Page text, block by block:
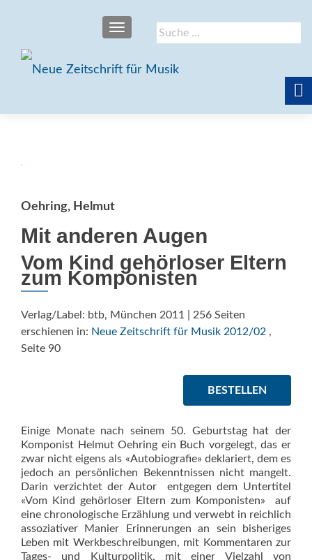
Suche
nach:
SCHALTE NAVIGATION
Oehring, Helmut
Mit anderen Augen
Vom Kind gehörloser Eltern
zum Komponisten
Verlag/Label: btb, München 2011 | 256 Seiten
erschienen in: Neue Zeitschrift für Musik 2012/02 ,
Seite 90
BESTELLEN
Einige Monate nach seinem 50. Geburtstag hat der
Komponist Helmut Oehring ein Buch vorgelegt, das er
zwar nicht eigens als «Autobiografie» deklariert, dem es
jedoch an persönlichen Bekenntnissen nicht mangelt.
Darin verzichtet der Autor  entgegen dem Untertitel
«Vom Kind gehörloser Eltern zum Komponisten»  auf
eine chronologische Erzählung und verwebt in reichlich
assoziativer Manier Erinnerungen an sein bisheriges
Leben mit Werkbeschreibungen, mit Kommentaren zur
Tages- und Kulturpolitik, mit einer Vielzahl von